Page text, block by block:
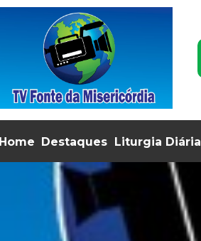
Home Destaques Liturgia Diária